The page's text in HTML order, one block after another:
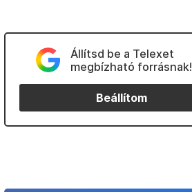
Állítsd be a Telexet
megbízható forrásnak!
Beállítom